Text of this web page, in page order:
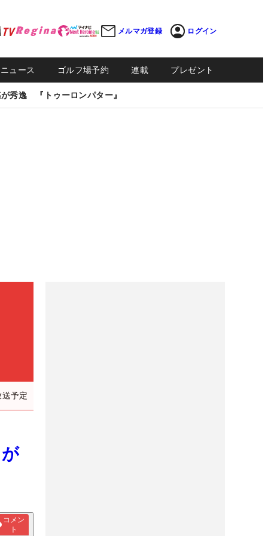
メルマガ登録 ログイン
ュース ゴルフ場予約 連載 プレゼント
秀逸 『トゥーロンパター』
予定
コメン
ト